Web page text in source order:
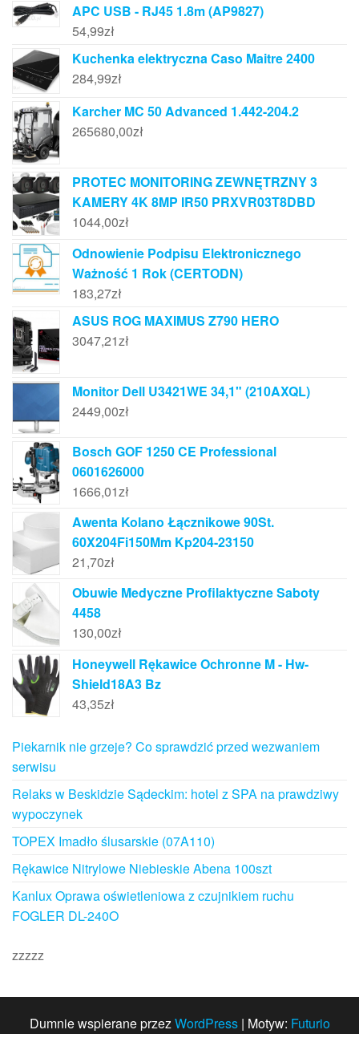
APC USB - RJ45 1.8m (AP9827)
54,99zł
Kuchenka elektryczna Caso Maitre 2400
284,99zł
Karcher MC 50 Advanced 1.442-204.2
265680,00zł
PROTEC MONITORING ZEWNĘTRZNY 3
KAMERY 4K 8MP IR50 PRXVR03T8DBD
1044,00zł
Odnowienie Podpisu Elektronicznego
Ważność 1 Rok (CERTODN)
183,27zł
ASUS ROG MAXIMUS Z790 HERO
3047,21zł
Monitor Dell U3421WE 34,1" (210AXQL)
2449,00zł
Bosch GOF 1250 CE Professional
0601626000
1666,01zł
Awenta Kolano Łącznikowe 90St.
60X204Fi150Mm Kp204-23150
21,70zł
Obuwie Medyczne Profilaktyczne Saboty
4458
130,00zł
Honeywell Rękawice Ochronne M - Hw-
Shield18A3 Bz
43,35zł
Piekarnik nie grzeje? Co sprawdzić przed wezwaniem
serwisu
Relaks w Beskidzie Sądeckim: hotel z SPA na prawdziwy
wypoczynek
TOPEX Imadło ślusarskie (07A110)
Rękawice Nitrylowe Niebieskie Abena 100szt
Kanlux Oprawa oświetleniowa z czujnikiem ruchu
FOGLER DL-240O
zzzzz
Dumnie wspierane przezWordPress | Motyw: Futurio